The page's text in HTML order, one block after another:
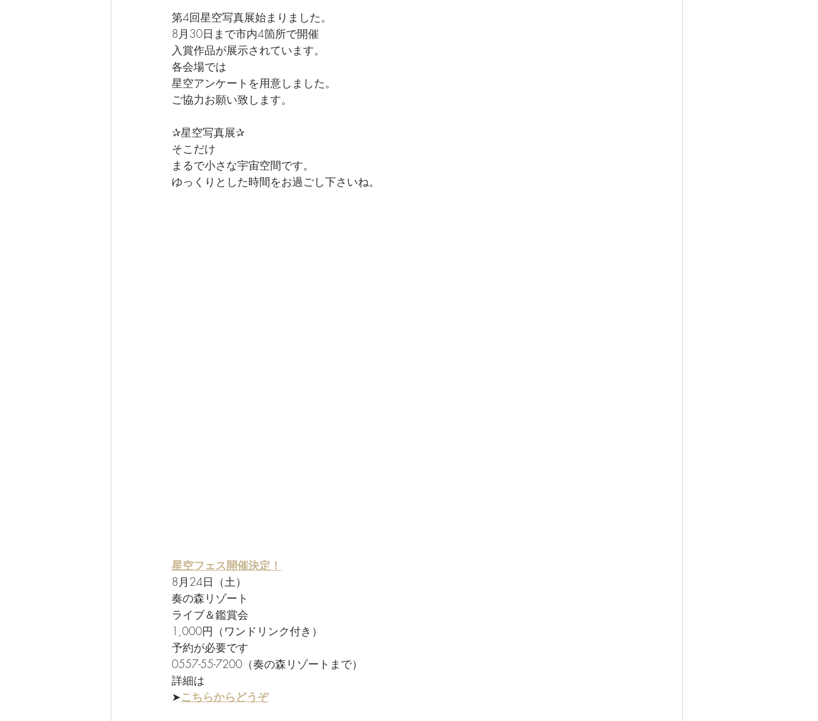
第4回星空写真展始まりました。
8月30日まで市内4箇所で開催
入賞作品が展示されています。
各会場では
星空アンケートを用意しました。
ご協力お願い致します。
✰星空写真展✰
そこだけ
まるで小さな宇宙空間です。
ゆっくりとした時間をお過ごし下さいね。
星空フェス開催決定！
8月24日（土）
奏の森リゾート
ライブ＆鑑賞会
1,000円（ワンドリンク付き）
予約が必要です
0557-55-7200（奏の森リゾートまで）
詳細は
➤こちらからどうぞ